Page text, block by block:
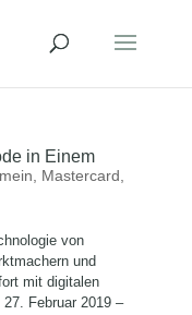
in Einem
Mastercard
von
und
mit digitalen
Februar 2019 –